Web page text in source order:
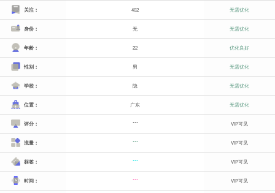
关注： 402 无需优化
身份： 无 无需优化
年龄： 22 优化良好
性别： 男 无需优化
学校： 隐 无需优化
位置： 广东 无需优化
评分： *** VIP可见
流量： *** VIP可见
标签： *** VIP可见
时间： *** VIP可见